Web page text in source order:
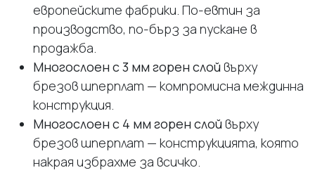
европейските фабрики. По-евтин за
производство, по-бърз за пускане в
продажба.
Многослоен с 3 мм горен слойвърху
брезов шперплат — компромисна междинна
конструкция.
Многослоен с 4 мм горен слойвърху
брезов шперплат — конструкцията, която
накрая избрахме за всичко.